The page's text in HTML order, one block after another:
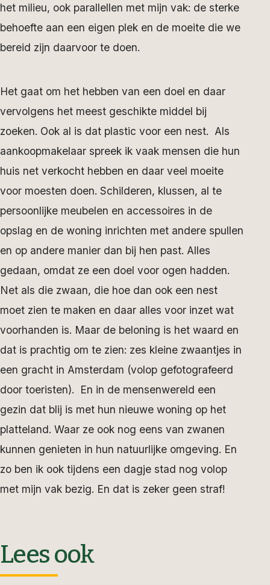
het milieu, ook parallellen met mijn vak: de sterke
behoefte aan een eigen plek en de moeite die we
bereid zijn daarvoor te doen.
Het gaat om het hebben van een doel en daar
vervolgens het meest geschikte middel bij
zoeken. Ook al is dat plastic voor een nest. Als
aankoopmakelaar spreek ik vaak mensen die hun
huis net verkocht hebben en daar veel moeite
voor moesten doen. Schilderen, klussen, al te
persoonlijke meubelen en accessoires in de
opslag en de woning inrichten met andere spullen
en op andere manier dan bij hen past. Alles
gedaan, omdat ze een doel voor ogen hadden.
Net als die zwaan, die hoe dan ook een nest
moet zien te maken en daar alles voor inzet wat
voorhanden is. Maar de beloning is het waard en
dat is prachtig om te zien: zes kleine zwaantjes in
een gracht in Amsterdam (volop gefotografeerd
door toeristen). En in de mensenwereld een
gezin dat blij is met hun nieuwe woning op het
platteland. Waar ze ook nog eens van zwanen
kunnen genieten in hun natuurlijke omgeving. En
zo ben ik ook tijdens een dagje stad nog volop
met mijn vak bezig. En dat is zeker geen straf!
Lees ook